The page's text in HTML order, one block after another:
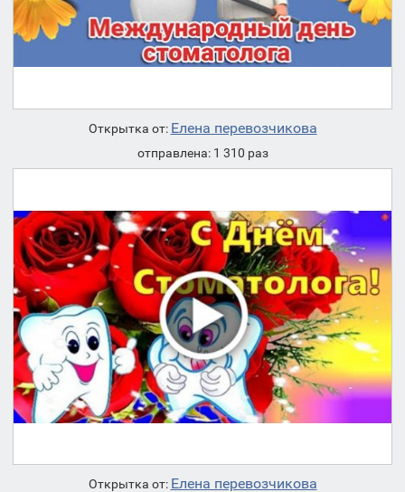
Открытка от: Елена перевозчикова
отправлена: 1 310 раз
Открытка от: Елена перевозчикова